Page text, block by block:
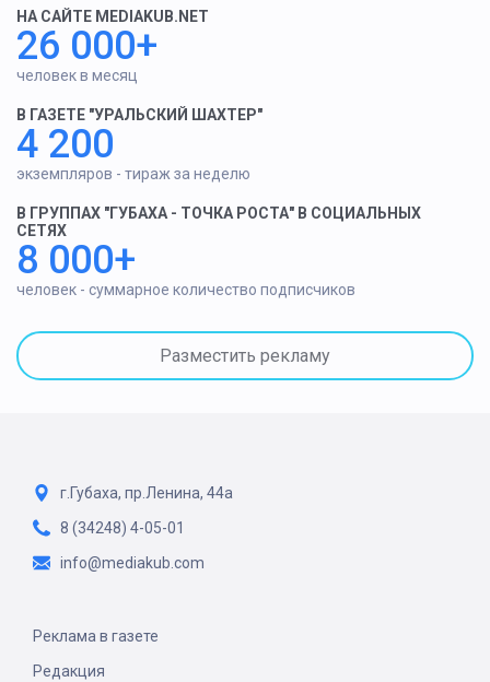
НА САЙТЕ MEDIAKUB.NET
26 000+
человек в месяц
В ГАЗЕТЕ "УРАЛЬСКИЙ ШАХТЕР"
4 200
экземпляров - тираж за неделю
В ГРУППАХ "ГУБАХА - ТОЧКА РОСТА" В СОЦИАЛЬНЫХ
СЕТЯХ
8 000+
человек - суммарное количество подписчиков
Разместить рекламу
г.Губаха, пр.Ленина, 44а
8 (34248) 4-05-01
info@mediakub.com
Реклама в газете
Редакция